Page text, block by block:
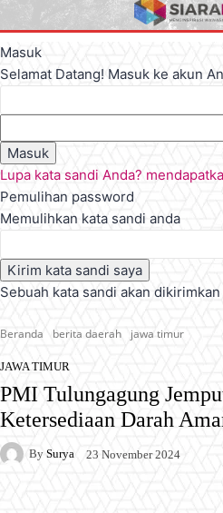
Masuk
Selamat Datang! Masuk ke akun
Lupa kata sandi Anda?
Pemulihan password
Memulihkan kata sandi anda
Sebuah kata sandi akan
Beranda berita daerah jawa timur
JAWA TIMUR
PMI Tulungagung
Ketersediaan Darah
By Surya 23 November 2024